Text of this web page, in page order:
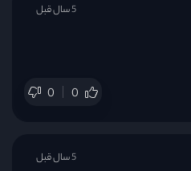
0 0
5 سال قبل
5 سال قبل